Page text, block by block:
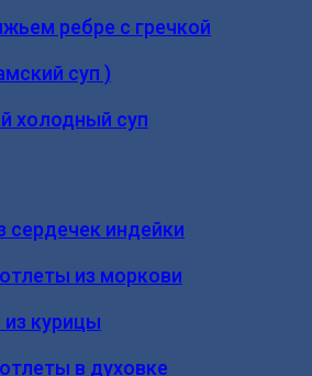
ребре с гречкой
суп )
холодный суп
индейки
из моркови
курицы
в духовке